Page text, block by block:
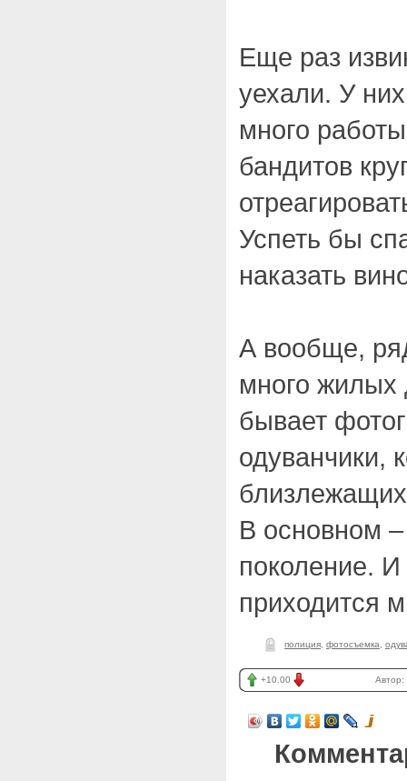
Еще раз
уехали. У
много
бандитов
Успеть бы
наказать
А вообще,
много жилых
бывает
одуванчики,
В основном
поколение.
приходится
полиция фотосъемка
+10.00 Автор: